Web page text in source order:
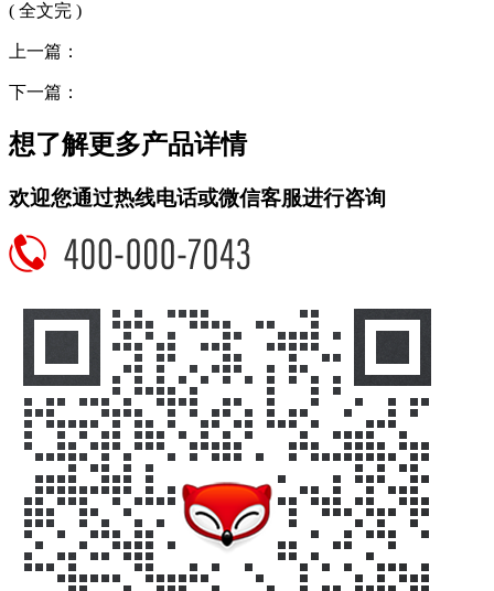
( 全文完 )
上一篇：
下一篇：
想了解更多产品详情
欢迎您通过热线电话或微信客服进行咨询